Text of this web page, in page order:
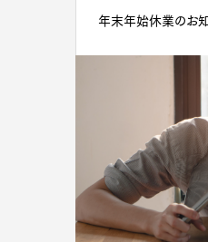
年末年始休業のお